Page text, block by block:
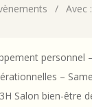
Avec :
personnel
–
Salon bien-être